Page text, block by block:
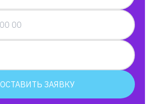
ОСТАВИТЬ ЗАЯВКУ